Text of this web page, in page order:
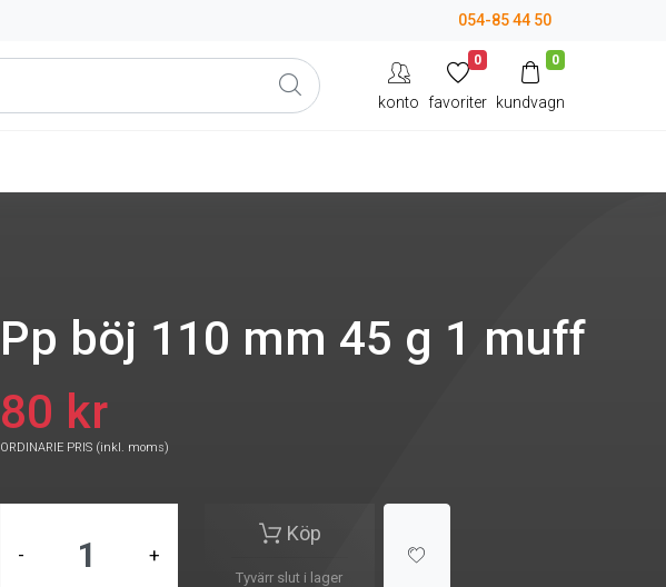
054-85 44 50
konto
0
favoriter
0
kundvagn
Pp böj 110 mm 45 g 1 muff
80 kr
ORDINARIE PRIS (inkl. moms)
- +
Köp
Tyvärr slut i lager